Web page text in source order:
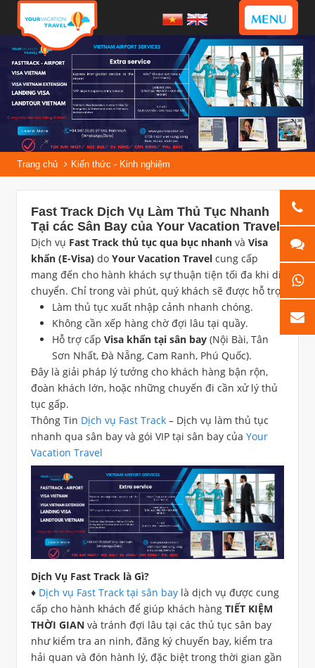
MENU
Trang chủ Kiến thức - Kinh nghiệm
Fast Track Dịch Vụ Làm Thủ Tục Nhanh
Tại các Sân Bay của Your Vacation Travel
Dịch vụ Fast Track thủ tục qua bục nhanh và Visa
khẩn (E-Visa) do Your Vacation Travel cung cấp
mang đến cho hành khách sự thuận tiện tối đa khi di
chuyển. Chỉ trong vài phút, quý khách sẽ được hỗ trợ:
Làm thủ tục xuất nhập cảnh nhanh chóng.
Không cần xếp hàng chờ đợi lâu tại quầy.
Hỗ trợ cấp Visa khẩn tại sân bay (Nội Bài, Tân
Sơn Nhất, Đà Nẵng, Cam Ranh, Phú Quốc).
Đây là giải pháp lý tưởng cho khách hàng bận rộn,
đoàn khách lớn, hoặc những chuyến đi cần xử lý thủ
tục gấp.
Thông Tin Dịch vụ Fast Track – Dịch vụ làm thủ tục
nhanh qua sân bay và gói VIP tại sân bay của Your
Vacation Travel
Dịch Vụ Fast Track là Gì?
♦ Dịch vụ Fast Track tại sân bay là dịch vụ được cung
cấp cho hành khách để giúp khách hàng TIẾT KIỆM
THỜI GIAN và tránh đợi lâu tại các thủ tục sân bay
như kiểm tra an ninh, đăng ký chuyến bay, kiểm tra
hải quan và đón hành lý, đặc biệt trong thời gian gần